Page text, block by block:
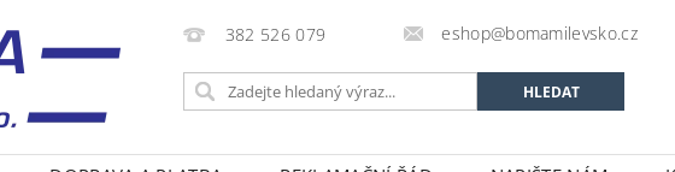
382 526 079 eshop@bomamilevsko.cz